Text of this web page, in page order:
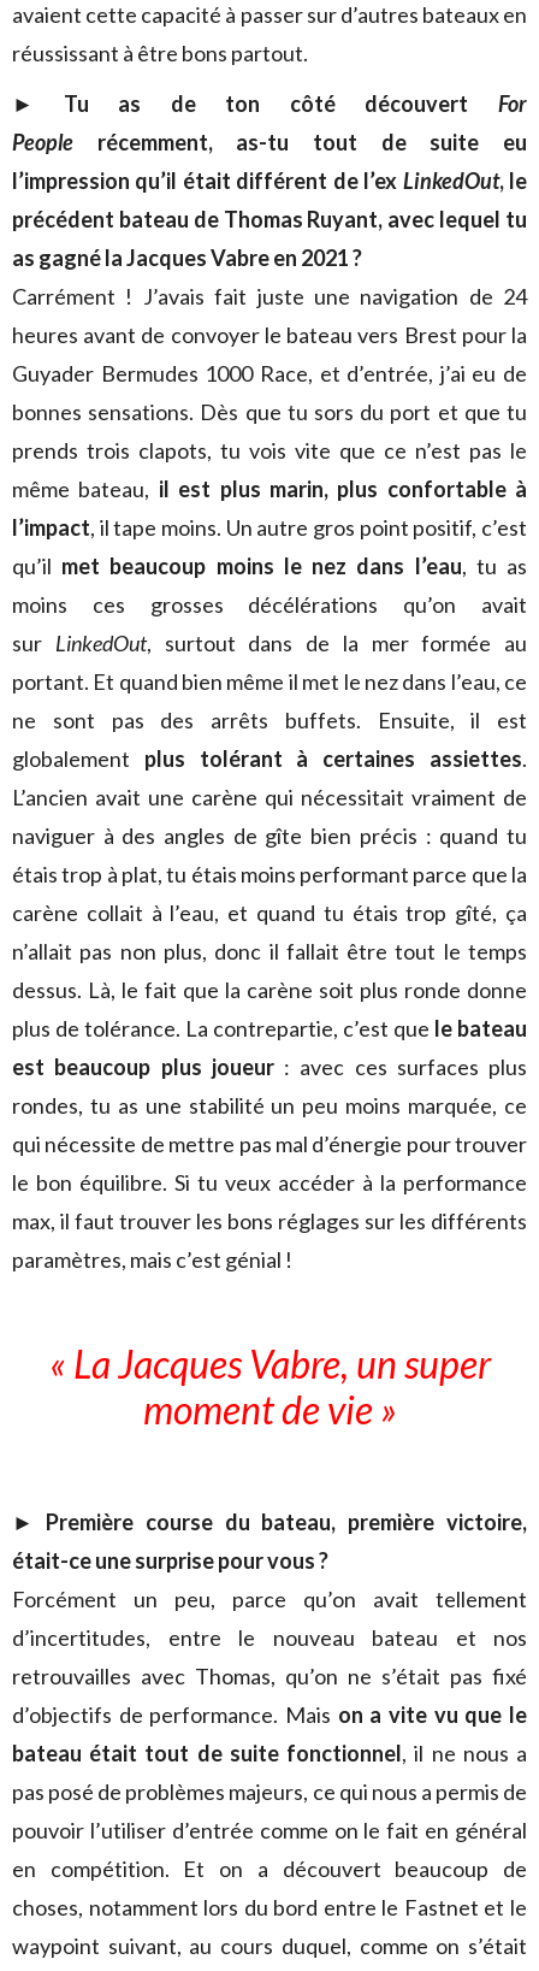
avaient cette capacité à passer sur d’autres bateaux en
réussissant à être bons partout.
► Tu as de ton côté découvertFor
People récemment, as-tu tout de suite eu
l’impression qu’il était différent de l’ex LinkedOut, le
précédent bateau de Thomas Ruyant, avec lequel tu
as gagné la Jacques Vabre en 2021 ?
Carrément ! J’avais fait juste une navigation de 24
heures avant de convoyer le bateau vers Brest pour la
Guyader Bermudes 1000 Race, et d’entrée, j’ai eu de
bonnes sensations. Dès que tu sors du port et que tu
prends trois clapots, tu vois vite que ce n’est pas le
même bateau, il est plus marin, plus confortable à
l’impact, il tape moins. Un autre gros point positif, c’est
qu’il met beaucoup moins le nez dans l’eau, tu as
moins ces grosses décélérations qu’on avait
sur LinkedOut, surtout dans de la mer formée au
portant. Et quand bien même il met le nez dans l’eau, ce
ne sont pas des arrêts buffets. Ensuite, il est
globalement plus tolérant à certaines assiettes.
L’ancien avait une carène qui nécessitait vraiment de
naviguer à des angles de gîte bien précis : quand tu
étais trop à plat, tu étais moins performant parce que la
carène collait à l’eau, et quand tu étais trop gîté, ça
n’allait pas non plus, donc il fallait être tout le temps
dessus. Là, le fait que la carène soit plus ronde donne
plus de tolérance. La contrepartie, c’est que le bateau
est beaucoup plus joueur: avec ces surfaces plus
rondes, tu as une stabilité un peu moins marquée, ce
qui nécessite de mettre pas mal d’énergie pour trouver
le bon équilibre. Si tu veux accéder à la performance
max, il faut trouver les bons réglages sur les différents
paramètres, mais c’est génial !
« La Jacques Vabre, un super
moment de vie »
► Première course du bateau, première victoire,
était-ce une surprise pour vous ?
Forcément un peu, parce qu’on avait tellement
d’incertitudes, entre le nouveau bateau et nos
retrouvailles avec Thomas, qu’on ne s’était pas fixé
d’objectifs de performance. Mais on a vite vu que le
bateau était tout de suite fonctionnel, il ne nous a
pas posé de problèmes majeurs, ce qui nous a permis de
pouvoir l’utiliser d’entrée comme on le fait en général
en compétition. Et on a découvert beaucoup de
choses, notamment lors du bord entre le Fastnet et le
waypoint suivant, au cours duquel, comme on s’était